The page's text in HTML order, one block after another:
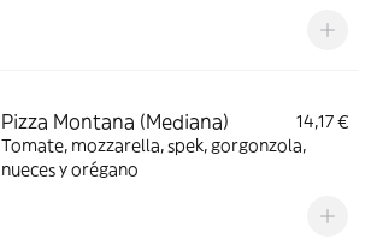
Pizza Montana (Mediana)
14,17 €
Tomate, mozzarella, spek, gorgonzola,
nueces y orégano